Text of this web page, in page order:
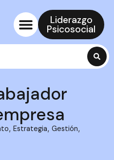
Liderazgo
Psicosocial
, Estrategia, Gestión,